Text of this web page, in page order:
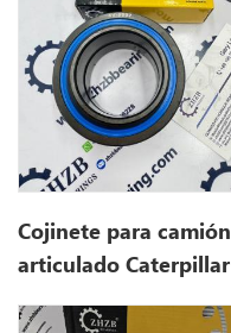
Cojinete para camión
articulado Caterpillar